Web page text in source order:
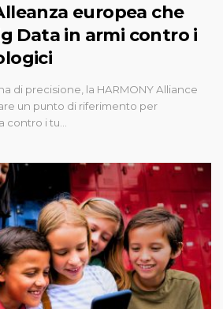
europea che
Data in armi contro i
di precisione, la HARMONY Alliance
un punto di riferimento per
contro i tu…